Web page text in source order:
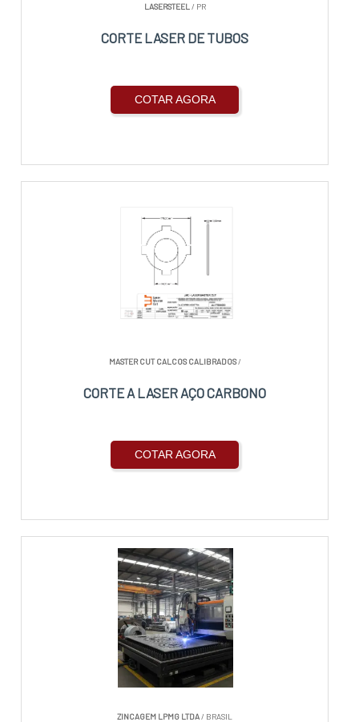
LASERSTEEL / PR
CORTE LASER DE TUBOS
COTAR AGORA
MASTER CUT CALCOS CALIBRADOS/
CORTE A LASER AÇO CARBONO
COTAR AGORA
ZINCAGEM LPMG LTDA/ BRASIL